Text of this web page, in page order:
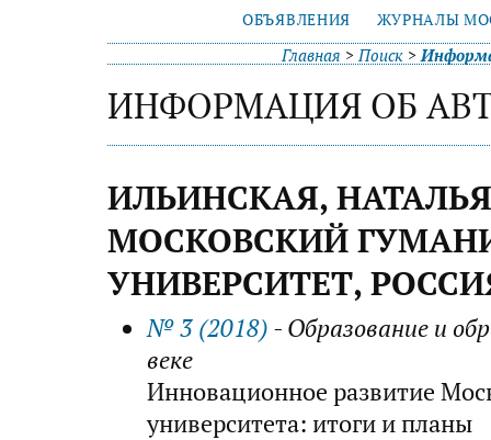
ОБЪЯВЛЕНИЯ
ЖУРНАЛЫ
Главная >Поиск >
ИНФОРМАЦИЯ ОБ
ИЛЬИНСКАЯ,
МОСКОВСКИЙ
УНИВЕРСИТЕТ,
№ 3 (2018) - Образование и
веке
Инновационное развитие
университета: итоги и планы